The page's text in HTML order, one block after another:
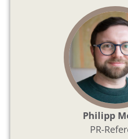
Philipp
PR-